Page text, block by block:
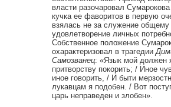
власти разочаровал
кучка ее фаворитов в первую
взялась не за служение общему
удовлетворение личных
Собственное положение
охарактеризовал в трагедии
Самозванец: «Язык мой должен
притворству покорить; / Иное
иное говорить, / И быти
лукавцам я подобен. / Вот
царь неправеден и злобен».